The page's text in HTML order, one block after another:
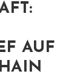
AUF